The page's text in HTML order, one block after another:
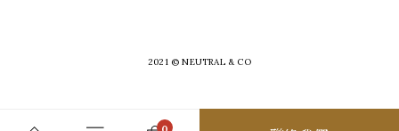
2021 © NEUTRAL & CO